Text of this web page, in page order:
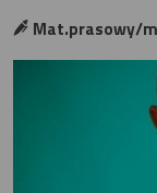
Mat.prasowy/